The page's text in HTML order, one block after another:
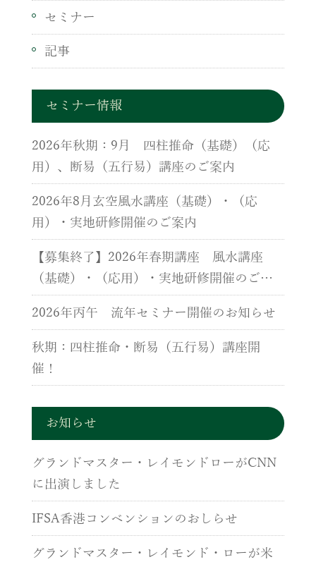
セミナー
記事
セミナー情報
2026年秋期：9月 四柱推命（基礎）（応
用）、断易（五行易）講座のご案内
2026年8月玄空風水講座（基礎）・（応
用）・実地研修開催のご案内
【募集終了】2026年春期講座 風水講座
（基礎）・（応用）・実地研修開催のご案
内
2026年丙午 流年セミナー開催のお知らせ
秋期：四柱推命・断易（五行易）講座開
催！
お知らせ
グランドマスター・レイモンドローがCNN
に出演しました
IFSA香港コンベンションのおしらせ
グランドマスター・レイモンド・ローが米